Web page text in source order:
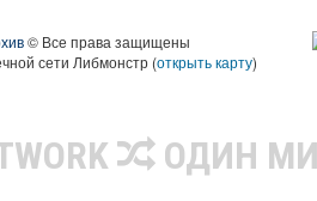
© Все права защищены
сети Либмонстр (открыть карту)
ОДИН